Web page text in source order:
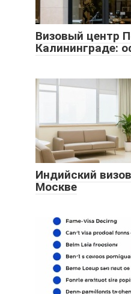
Визовый центр
Калининграде:
Индийский
Москве